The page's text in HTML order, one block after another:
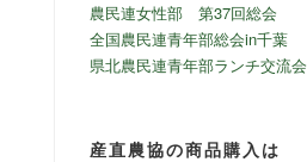
農民連女性部 第37回総会
全国農民連青年部総会in千葉
県北農民連青年部ランチ交流会
産直農協の商品購入は